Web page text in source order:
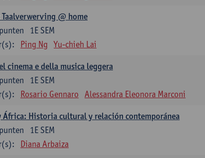
Taalverwerving @ home
1E SEM
Ping Ng Yu-chieh Lai
cinema e della musica leggera
1E SEM
Rosario Gennaro Alessandra Eleonora Marconi
África: Historia cultural y relación contemporánea
1E SEM
Diana Arbaiza